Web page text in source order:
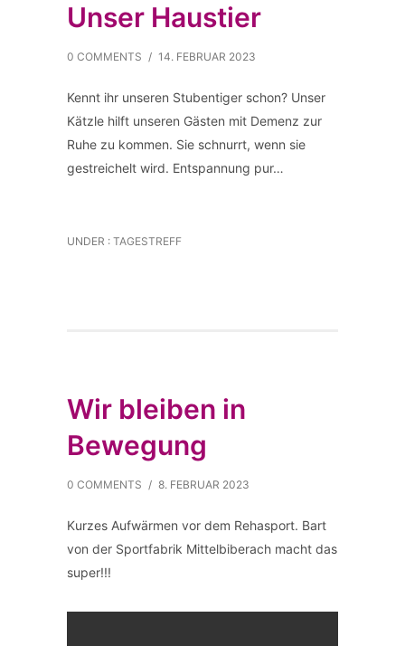
Unser Haustier
0 COMMENTS / 14. FEBRUAR 2023
Kennt ihr unseren Stubentiger schon? Unser
Kätzle hilft unseren Gästen mit Demenz zur
Ruhe zu kommen. Sie schnurrt, wenn sie
gestreichelt wird. Entspannung pur…
UNDER : TAGESTREFF
Wir bleiben in
Bewegung
0 COMMENTS / 8. FEBRUAR 2023
Kurzes Aufwärmen vor dem Rehasport. Bart
von der Sportfabrik Mittelbiberach macht das
super!!!